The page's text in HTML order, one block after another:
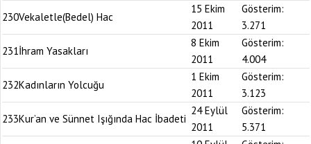
230Vekaletle(Bedel) Hac
15 Ekim
2011
Gösterim:
3.271
231İhram Yasakları
8 Ekim
2011
Gösterim:
4.004
232Kadınların Yolcuğu
1 Ekim
2011
Gösterim:
3.123
233Kur’an ve Sünnet Işığında Hac İbadeti
24 Eylül
2011
Gösterim:
5.371